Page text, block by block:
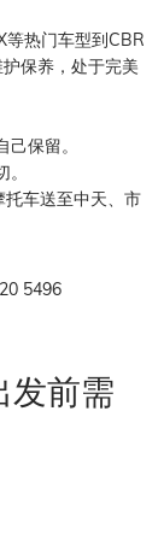
热门车型到CBR
保养，处于完美
保留。
车送至中天、市
5496
发前需